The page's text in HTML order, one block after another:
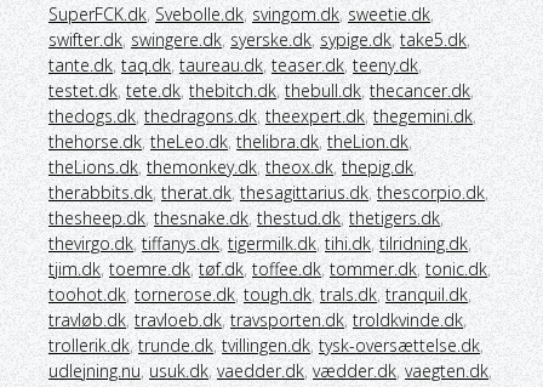
SuperFCK.dk, Svebolle.dk, svingom.dk, sweetie.dk,
swifter.dk, swingere.dk, syerske.dk, sypige.dk, take5.dk,
tante.dk, taq.dk, taureau.dk, teaser.dk, teeny.dk,
testet.dk, tete.dk, thebitch.dk, thebull.dk, thecancer.dk,
thedogs.dk, thedragons.dk, theexpert.dk, thegemini.dk,
thehorse.dk, theLeo.dk, thelibra.dk, theLion.dk,
theLions.dk, themonkey.dk, theox.dk, thepig.dk,
therabbits.dk, therat.dk, thesagittarius.dk, thescorpio.dk,
thesheep.dk, thesnake.dk, thestud.dk, thetigers.dk,
thevirgo.dk, tiffanys.dk, tigermilk.dk, tihi.dk, tilridning.dk,
tjim.dk, toemre.dk, tøf.dk, toffee.dk, tommer.dk, tonic.dk,
toohot.dk, tornerose.dk, tough.dk, trals.dk, tranquil.dk,
travløb.dk, travloeb.dk, travsporten.dk, troldkvinde.dk,
trollerik.dk, trunde.dk, tvillingen.dk, tysk-oversættelse.dk,
udlejning.nu, usuk.dk, vaedder.dk, vædder.dk, vaegten.dk,